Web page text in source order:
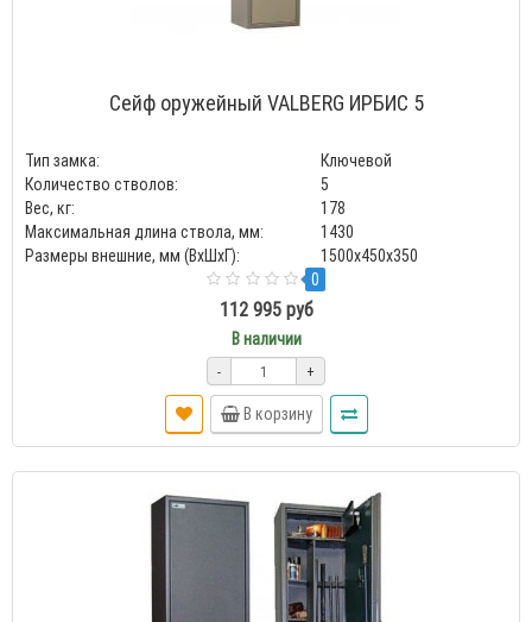
Сейф оружейный VALBERG ИРБИС 5
Тип замка:
Ключевой
Количество стволов:
5
Вес, кг:
178
Максимальная длина ствола, мм:
1430
Размеры внешние, мм (ВхШхГ):
1500x450x350
0
112 995 руб
В наличии
- +
В корзину